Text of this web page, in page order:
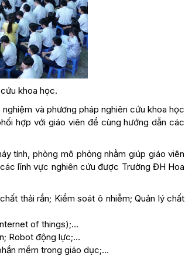
khoa học.
và phương pháp nghiên cứu khoa học
hợp với giáo viên để cùng hướng dẫn các
tính, phòng mô phỏng nhằm giúp giáo viên
lĩnh vực nghiên cứu được Trường ĐH Hoa
thải rắn; Kiểm soát ô nhiễm; Quản lý chất
of things);…
Robot động lực;…
mềm trong giáo dục;…